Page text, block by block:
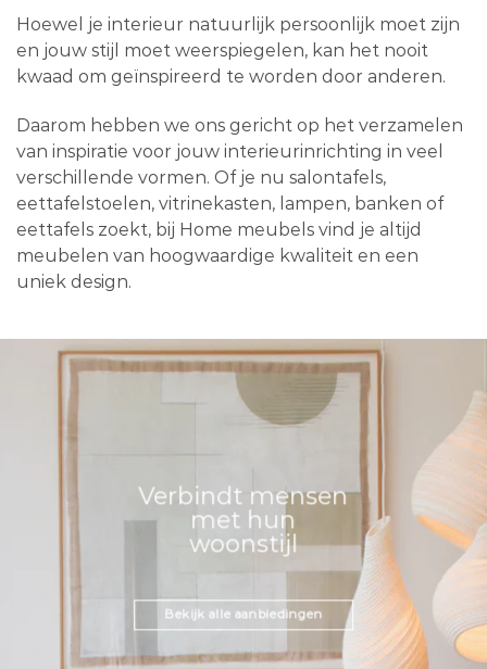
Hoewel je interieur natuurlijk persoonlijk moet zijn
en jouw stijl moet weerspiegelen, kan het nooit
kwaad om geïnspireerd te worden door anderen.
Daarom hebben we ons gericht op het verzamelen
van inspiratie voor jouw interieurinrichting in veel
verschillende vormen. Of je nu salontafels,
eettafelstoelen, vitrinekasten, lampen, banken of
eettafels zoekt, bij Home meubels vind je altijd
meubelen van hoogwaardige kwaliteit en een
uniek design.
Verbindt mensen
met hun
woonstijl
Bekijk alle aanbiedingen